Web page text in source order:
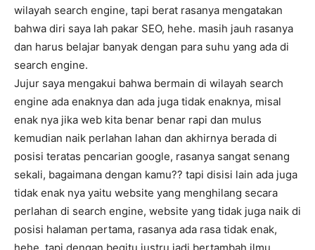
wilayah search engine, tapi berat rasanya mengatakan
bahwa diri saya lah pakar SEO, hehe. masih jauh rasanya
dan harus belajar banyak dengan para suhu yang ada di
search engine.
Jujur saya mengakui bahwa bermain di wilayah search
engine ada enaknya dan ada juga tidak enaknya, misal
enak nya jika web kita benar benar rapi dan mulus
kemudian naik perlahan lahan dan akhirnya berada di
posisi teratas pencarian google, rasanya sangat senang
sekali, bagaimana dengan kamu?? tapi disisi lain ada juga
tidak enak nya yaitu website yang menghilang secara
perlahan di search engine, website yang tidak juga naik di
posisi halaman pertama, rasanya ada rasa tidak enak,